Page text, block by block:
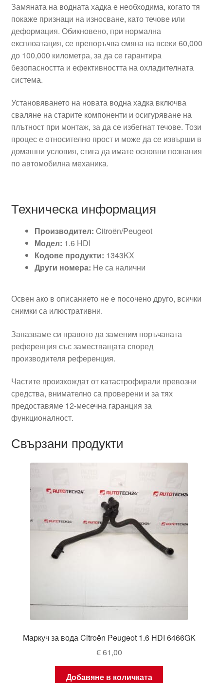
Замяната на водната хадка е необходима, когато тя
покаже признаци на износване, като течове или
деформация. Обикновено, при нормална
експлоатация, се препоръчва смяна на всеки 60,000
до 100,000 километра, за да се гарантира
безопасността и ефективността на охладителната
система.
Установяването на новата водна хадка включва
сваляне на старите компоненти и осигуряване на
плътност при монтаж, за да се избегнат течове. Този
процес е относително прост и може да се извърши в
домашни условия, стига да имате основни познания
по автомобилна механика.
Техническа информация
Производител: Citroën/Peugeot
Модел: 1.6 HDI
Кодове продукти: 1343KX
Други номера: Не са налични
Освен ако в описанието не е посочено друго, всички
снимки са илюстративни.
Запазваме си правото да заменим поръчаната
референция със заместващата според
производителя референция.
Частите произхождат от катастрофирали превозни
средства, внимателно са проверени и за тях
предоставяме 12-месечна гаранция за
функционалност.
Свързани продукти
Маркуч за вода Citroën Peugeot 1.6 HDI 6466GK
€61,00
Добавяне в количката